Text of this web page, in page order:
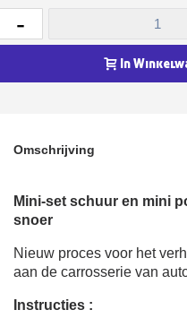
Deel je creaties
Verzamel
Schrijf je in voor
-
In
Omschrijving
Mini-set schuur en mini
snoer
Nieuw proces voor het
aan de carrosserie van
Instructies :